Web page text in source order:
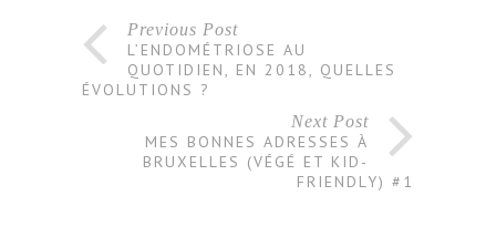
Previous Post
L’ENDOMÉTRIOSE AU
QUOTIDIEN, EN 2018, QUELLES
ÉVOLUTIONS ?
Next Post
MES BONNES ADRESSES À
BRUXELLES (VÉGÉ ET KID-
FRIENDLY) #1